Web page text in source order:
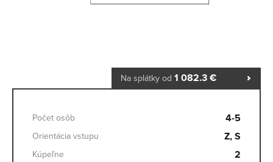
Na splátky od 1 082.3 €
Počet osôb 4-5
Orientácia vstupu Z, S
Kúpeľne 2